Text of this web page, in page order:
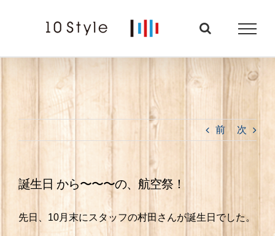
前 次
誕生日 から〜〜〜の、航空祭！
先日、10月末にスタッフの村田さんが誕生日でした。